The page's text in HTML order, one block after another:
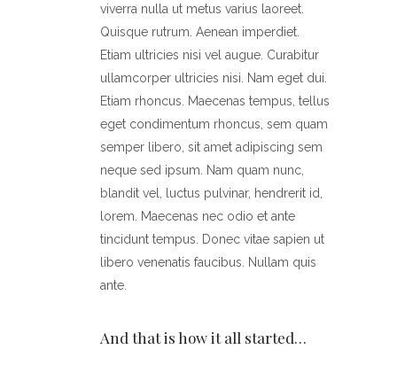
viverra nulla ut metus varius laoreet.
Quisque rutrum. Aenean imperdiet.
Etiam ultricies nisi vel augue. Curabitur
ullamcorper ultricies nisi. Nam eget dui.
Etiam rhoncus. Maecenas tempus, tellus
eget condimentum rhoncus, sem quam
semper libero, sit amet adipiscing sem
neque sed ipsum. Nam quam nunc,
blandit vel, luctus pulvinar, hendrerit id,
lorem. Maecenas nec odio et ante
tincidunt tempus. Donec vitae sapien ut
libero venenatis faucibus. Nullam quis
ante.
And that is how it all started…